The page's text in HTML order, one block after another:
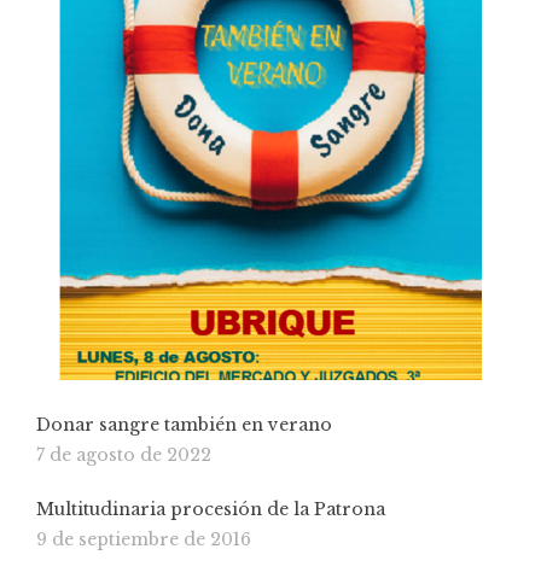
Donar sangre también en verano
7 de agosto de 2022
Multitudinaria procesión de la Patrona
9 de septiembre de 2016